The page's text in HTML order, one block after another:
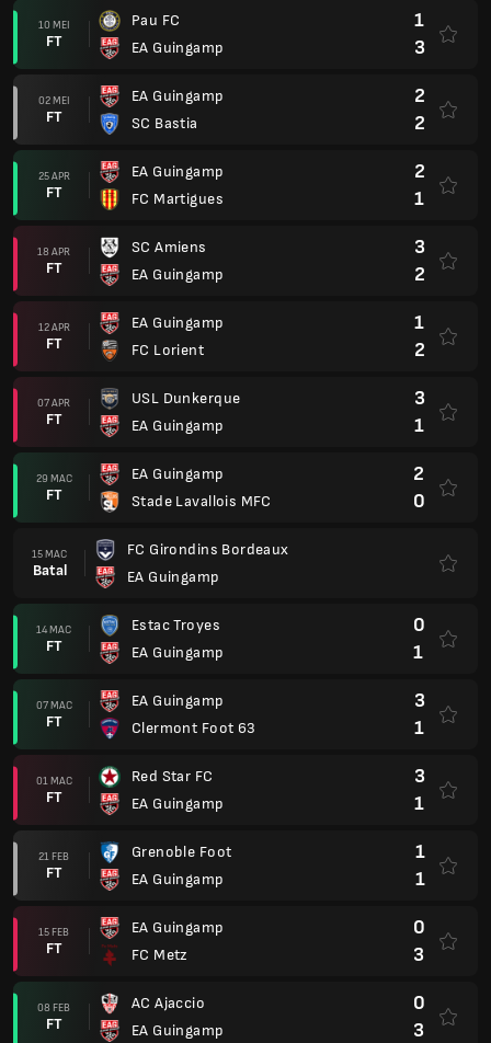
10 MEI
FT
Pau FC
EA Guingamp
1
3
02 MEI
FT
EA Guingamp
SC Bastia
2
2
25 APR
FT
EA Guingamp
FC Martigues
2
1
18 APR
FT
SC Amiens
EA Guingamp
3
2
12 APR
FT
EA Guingamp
FC Lorient
1
2
07 APR
FT
USL Dunkerque
EA Guingamp
3
1
29 MAC
FT
EA Guingamp
Stade Lavallois MFC
2
0
15 MAC
Batal
FC Girondins Bordeaux
EA Guingamp
14 MAC
FT
Estac Troyes
EA Guingamp
0
1
07 MAC
FT
EA Guingamp
Clermont Foot 63
3
1
01 MAC
FT
Red Star FC
EA Guingamp
3
1
21 FEB
FT
Grenoble Foot
EA Guingamp
1
1
15 FEB
FT
EA Guingamp
FC Metz
0
3
08 FEB
FT
AC Ajaccio
EA Guingamp
0
3